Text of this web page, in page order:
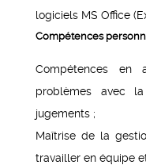
logiciels MS Office
Compétences
Compétences en
problèmes avec
jugements ;
Maîtrise de la
travailler en équipe